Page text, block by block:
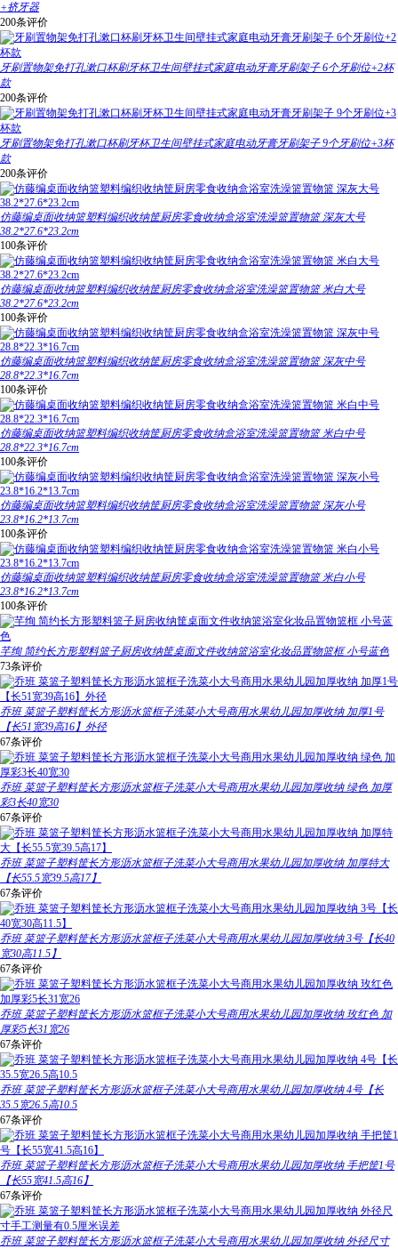
+挤牙器
200条评价
牙刷置物架免打孔漱口杯刷牙杯卫生间壁挂式家庭电动牙膏牙刷架子 6个牙刷位+2杯
款
200条评价
牙刷置物架免打孔漱口杯刷牙杯卫生间壁挂式家庭电动牙膏牙刷架子 9个牙刷位+3杯
款
200条评价
仿藤编桌面收纳篮塑料编织收纳筐厨房零食收纳盒浴室洗澡篮置物篮 深灰大号
38.2*27.6*23.2cm
100条评价
仿藤编桌面收纳篮塑料编织收纳筐厨房零食收纳盒浴室洗澡篮置物篮 米白大号
38.2*27.6*23.2cm
100条评价
仿藤编桌面收纳篮塑料编织收纳筐厨房零食收纳盒浴室洗澡篮置物篮 深灰中号
28.8*22.3*16.7cm
100条评价
仿藤编桌面收纳篮塑料编织收纳筐厨房零食收纳盒浴室洗澡篮置物篮 米白中号
28.8*22.3*16.7cm
100条评价
仿藤编桌面收纳篮塑料编织收纳筐厨房零食收纳盒浴室洗澡篮置物篮 深灰小号
23.8*16.2*13.7cm
100条评价
仿藤编桌面收纳篮塑料编织收纳筐厨房零食收纳盒浴室洗澡篮置物篮 米白小号
23.8*16.2*13.7cm
100条评价
芊绚 简约长方形塑料篮子厨房收纳筐桌面文件收纳篮浴室化妆品置物篮框 小号蓝色
73条评价
乔班 菜篮子塑料筐长方形沥水篮框子洗菜小大号商用水果幼儿园加厚收纳 加厚1号
【长51宽39高16】外径
67条评价
乔班 菜篮子塑料筐长方形沥水篮框子洗菜小大号商用水果幼儿园加厚收纳 绿色 加厚
彩3长40宽30
67条评价
乔班 菜篮子塑料筐长方形沥水篮框子洗菜小大号商用水果幼儿园加厚收纳 加厚特大
【长55.5宽39.5高17】
67条评价
乔班 菜篮子塑料筐长方形沥水篮框子洗菜小大号商用水果幼儿园加厚收纳 3号【长40
宽30高11.5】
67条评价
乔班 菜篮子塑料筐长方形沥水篮框子洗菜小大号商用水果幼儿园加厚收纳 玫红色 加
厚彩5长31宽26
67条评价
乔班 菜篮子塑料筐长方形沥水篮框子洗菜小大号商用水果幼儿园加厚收纳 4号【长
35.5宽26.5高10.5
67条评价
乔班 菜篮子塑料筐长方形沥水篮框子洗菜小大号商用水果幼儿园加厚收纳 手把筐1号
【长55宽41.5高16】
67条评价
乔班 菜篮子塑料筐长方形沥水篮框子洗菜小大号商用水果幼儿园加厚收纳 外径尺寸